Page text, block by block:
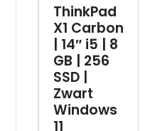
ThinkPad
X1 Carbon
| 14″ i5 | 8
GB | 256
SSD |
Zwart
Windows
11